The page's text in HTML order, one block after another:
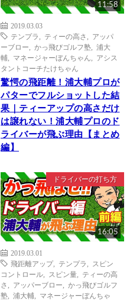
11:58
2019.03.03
テンプラ
ティーの高さ
アッパ
ーブロー
かっ飛びゴルフ塾
浦大
輔
マネージャーぼんちゃん
アシス
タントコーチたけちゃん
驚愕の飛距離！浦大輔プロが
パターでフルショットした結
果｜ティーアップの高さだけ
は譲れない！浦大輔プロのド
ライバーが飛ぶ理由【まとめ
編】
ドライバーの打ち方
16:05
2019.03.01
飛距離アップ, テンプラ
スピン
コントロール
スピン量
ティーの高
さ
アッパーブロー
かっ飛びゴルフ
塾
浦大輔
マネージャーぼんちゃ